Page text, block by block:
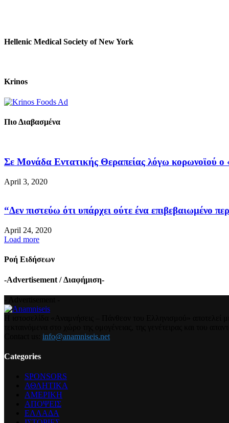
Hellenic Medical Society of New York
Krinos
Πιο Διαβασμένα
Σε Μονάδα Εντατικής Θεραπείας λόγω κορωνοϊού ο
April 3, 2020
“Δεν πιστεύω ότι υπάρχει ούτε ένα επιβεβαιωμένο
April 24, 2020
Load more
Ροή Ειδήσεων
-Advertisement / Διαφήμιση-
info@anamniseis.net
Categories
SPONSORS
ΑΘΛΗΤΙΚΑ
ΑΜΕΡΙΚΗ
ΑΠΟΨΕΙΣ
ΕΛΛΑΔΑ